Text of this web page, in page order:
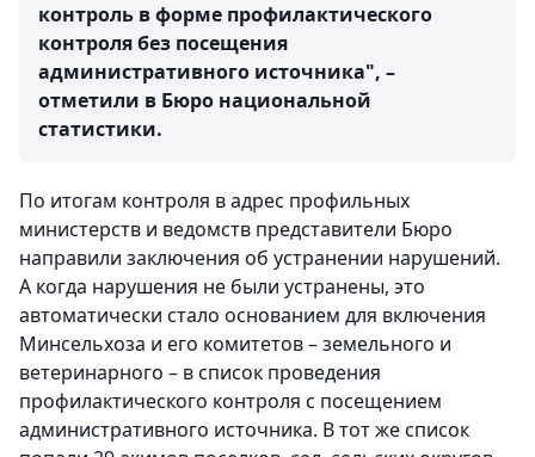
контроль в форме профилактического
контроля без посещения
административного источника", –
отметили в Бюро национальной
статистики.
По итогам контроля в адрес профильных
министерств и ведомств представители Бюро
направили заключения об устранении нарушений.
А когда нарушения не были устранены, это
автоматически стало основанием для включения
Минсельхоза и его комитетов – земельного и
ветеринарного – в список проведения
профилактического контроля с посещением
административного источника. В тот же список